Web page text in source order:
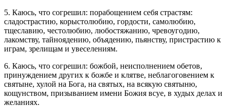
5. Каюсь, что согрешил: порабощением себя страстям:
сладострастию, корыстолюбию, гордости, самолюбию,
тщеславию, честолюбию, любостяжанию, чревоугодию,
лакомству, тайноядению, объядению, пьянству, пристрастию к
играм, зрелищам и увеселениям.
6. Каюсь, что согрешил: божбой, неисполнением обетов,
принуждением других к божбе и клятве, неблагоговением к
святыне, хулой на Бога, на святых, на всякую святыню,
кощунством, призыванием имени Божия всуе, в худых делах и
желаниях.